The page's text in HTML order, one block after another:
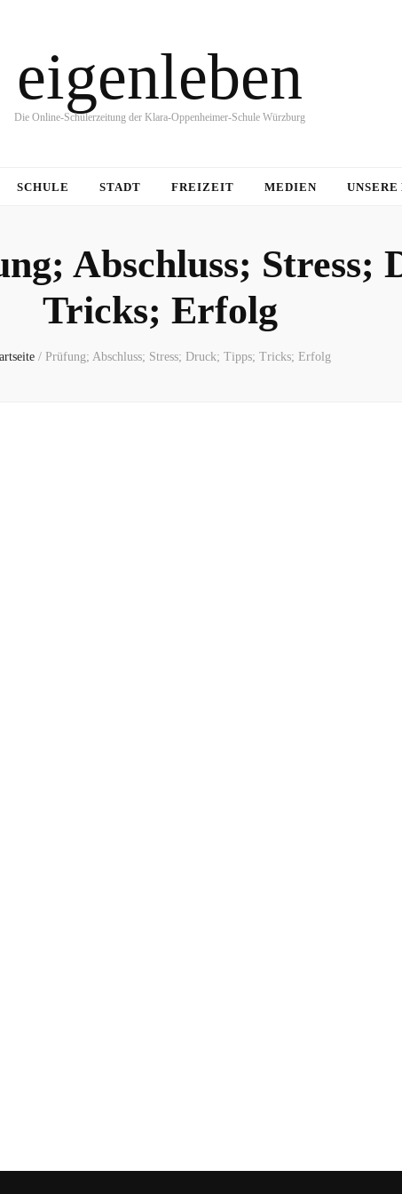
eigenleben
Die Online-Schülerzeitung der Klara-Oppenheimer-Schule Würzburg
SCHULE STADT FREIZEIT MEDIEN
Abschluss; Stress;
Tricks; Erfolg
/ Prüfung; Abschluss; Stress; Druck; Tipps; Tricks; Erfolg